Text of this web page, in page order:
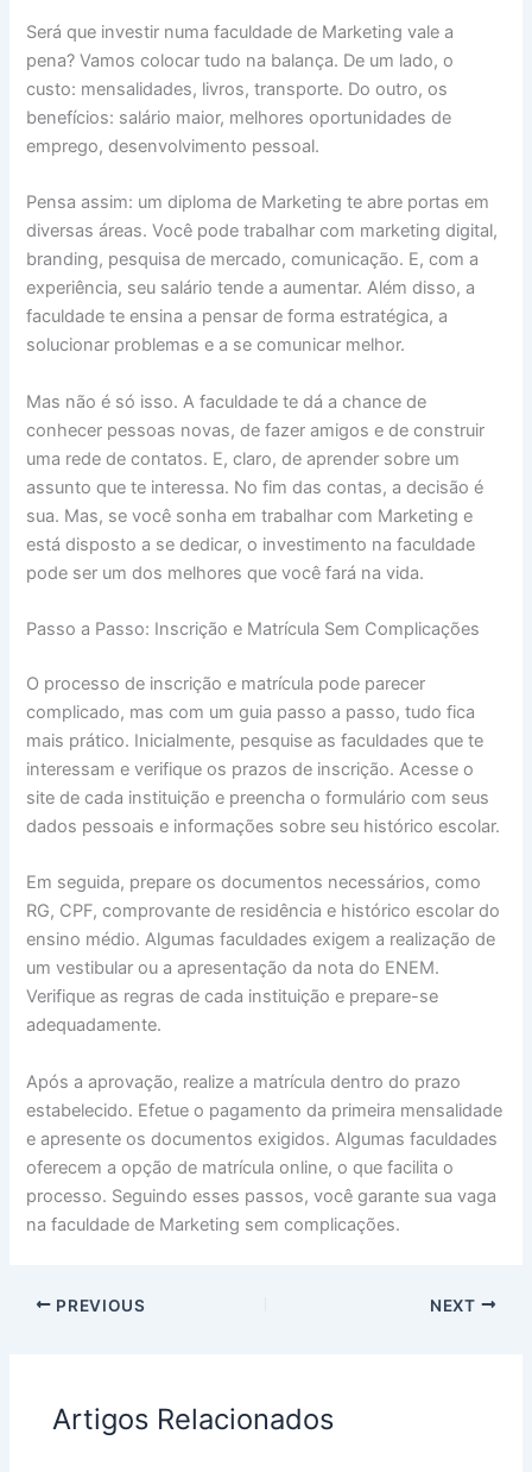
Será que investir numa faculdade de Marketing vale a
pena? Vamos colocar tudo na balança. De um lado, o
custo: mensalidades, livros, transporte. Do outro, os
benefícios: salário maior, melhores oportunidades de
emprego, desenvolvimento pessoal.
Pensa assim: um diploma de Marketing te abre portas em
diversas áreas. Você pode trabalhar com marketing digital,
branding, pesquisa de mercado, comunicação. E, com a
experiência, seu salário tende a aumentar. Além disso, a
faculdade te ensina a pensar de forma estratégica, a
solucionar problemas e a se comunicar melhor.
Mas não é só isso. A faculdade te dá a chance de
conhecer pessoas novas, de fazer amigos e de construir
uma rede de contatos. E, claro, de aprender sobre um
assunto que te interessa. No fim das contas, a decisão é
sua. Mas, se você sonha em trabalhar com Marketing e
está disposto a se dedicar, o investimento na faculdade
pode ser um dos melhores que você fará na vida.
Passo a Passo: Inscrição e Matrícula Sem Complicações
O processo de inscrição e matrícula pode parecer
complicado, mas com um guia passo a passo, tudo fica
mais prático. Inicialmente, pesquise as faculdades que te
interessam e verifique os prazos de inscrição. Acesse o
site de cada instituição e preencha o formulário com seus
dados pessoais e informações sobre seu histórico escolar.
Em seguida, prepare os documentos necessários, como
RG, CPF, comprovante de residência e histórico escolar do
ensino médio. Algumas faculdades exigem a realização de
um vestibular ou a apresentação da nota do ENEM.
Verifique as regras de cada instituição e prepare-se
adequadamente.
Após a aprovação, realize a matrícula dentro do prazo
estabelecido. Efetue o pagamento da primeira mensalidade
e apresente os documentos exigidos. Algumas faculdades
oferecem a opção de matrícula online, o que facilita o
processo. Seguindo esses passos, você garante sua vaga
na faculdade de Marketing sem complicações.
PREVIOUS NEXT
Artigos Relacionados